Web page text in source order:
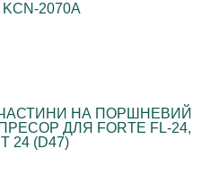
KCN-2070A
НА ПОРШНЕВИЙ
ДЛЯ FORTE FL-24,
24 (D47)